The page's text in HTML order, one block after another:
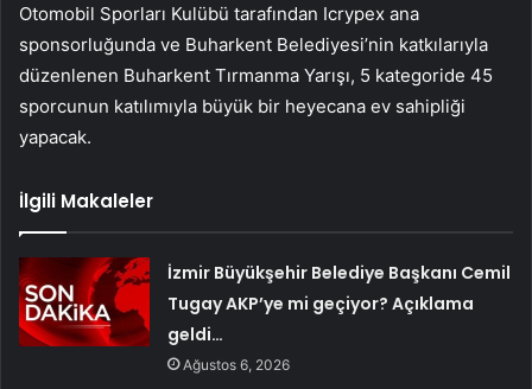
Otomobil Sporları Kulübü tarafından Icrypex ana
sponsorluğunda ve Buharkent Belediyesi’nin katkılarıyla
düzenlenen Buharkent Tırmanma Yarışı, 5 kategoride 45
sporcunun katılımıyla büyük bir heyecana ev sahipliği
yapacak.
İlgili Makaleler
İzmir Büyükşehir Belediye Başkanı Cemil
Tugay AKP’ye mi geçiyor? Açıklama
geldi…
Ağustos 6, 2026